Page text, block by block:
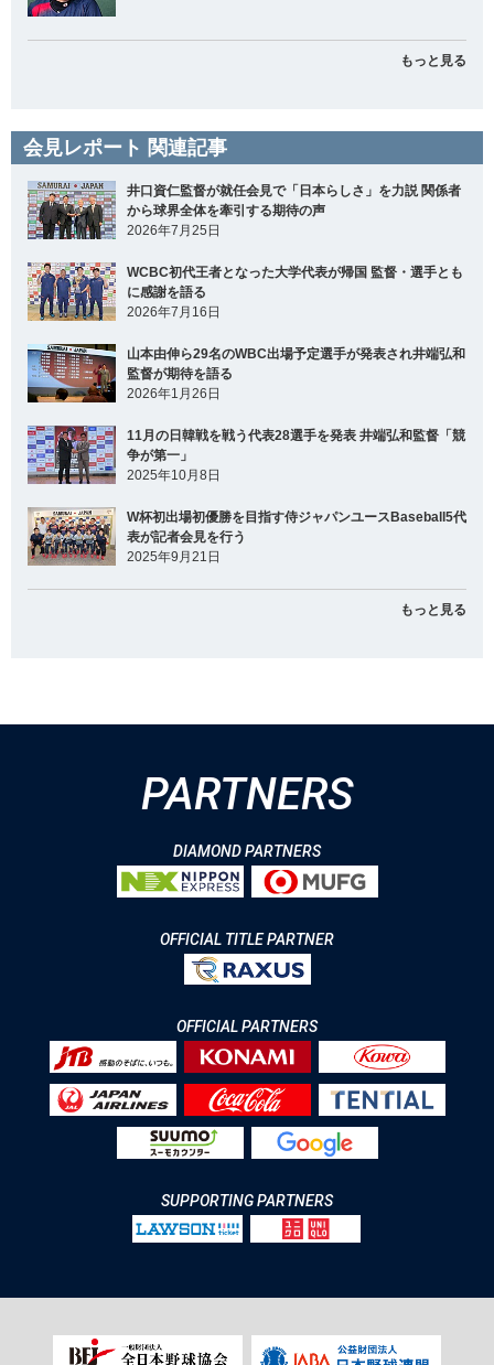
もっと見る
会見レポート 関連記事
井口資仁監督が就任会見で「日本らしさ」を力説 関係者
から球界全体を牽引する期待の声
2026年7月25日
WCBC初代王者となった大学代表が帰国 監督・選手とも
に感謝を語る
2026年7月16日
山本由伸ら29名のWBC出場予定選手が発表され井端弘和
監督が期待を語る
2026年1月26日
11月の日韓戦を戦う代表28選手を発表 井端弘和監督「競
争が第一」
2025年10月8日
W杯初出場初優勝を目指す侍ジャパンユースBaseball5代
表が記者会見を行う
2025年9月21日
もっと見る
PARTNERS
DIAMOND PARTNERS
OFFICIAL TITLE PARTNER
OFFICIAL PARTNERS
SUPPORTING PARTNERS